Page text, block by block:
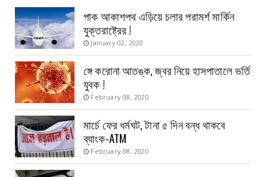
পাক আকাশপথ এড়িয়ে চলার পরামর্শ মার্কিন
যুক্তরাষ্ট্রের !
January 02, 2020
ঙ্গে করোনা আতঙ্ক, জ্বর নিয়ে হাসপাতালে ভর্তি
যুবক !
February 08, 2020
মার্চে ফের ধর্মঘট, টানা ৫ দিন বন্ধ থাকবে
ব্যাংক-ATM
February 08, 2020